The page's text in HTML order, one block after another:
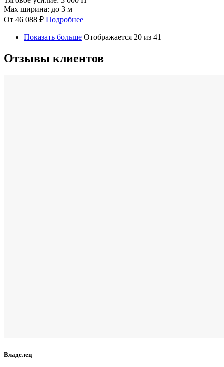
Max ширина: до 3 м
От 46 088 ₽ Подробнее
Показать больше Отображается 20 из 41
Отзывы клиентов
Владелец